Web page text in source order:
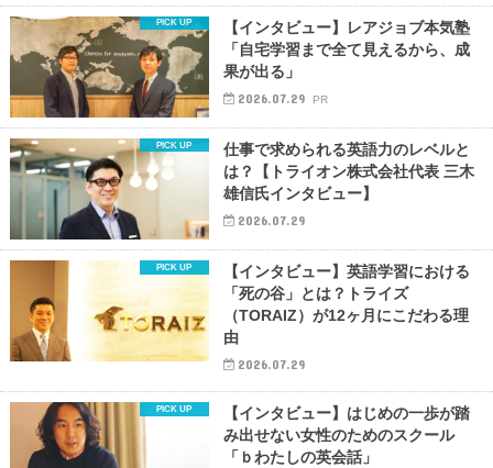
【インタビュー】レアジョブ本気塾
「自宅学習まで全て見えるから、成
果が出る」
2026.07.29 PR
仕事で求められる英語力のレベルと
は？【トライオン株式会社代表 三木
雄信氏インタビュー】
2026.07.29
【インタビュー】英語学習における
「死の谷」とは？トライズ
（TORAIZ）が12ヶ月にこだわる理
由
2026.07.29
【インタビュー】はじめの一歩が踏
み出せない女性のためのスクール
「ｂわたしの英会話」